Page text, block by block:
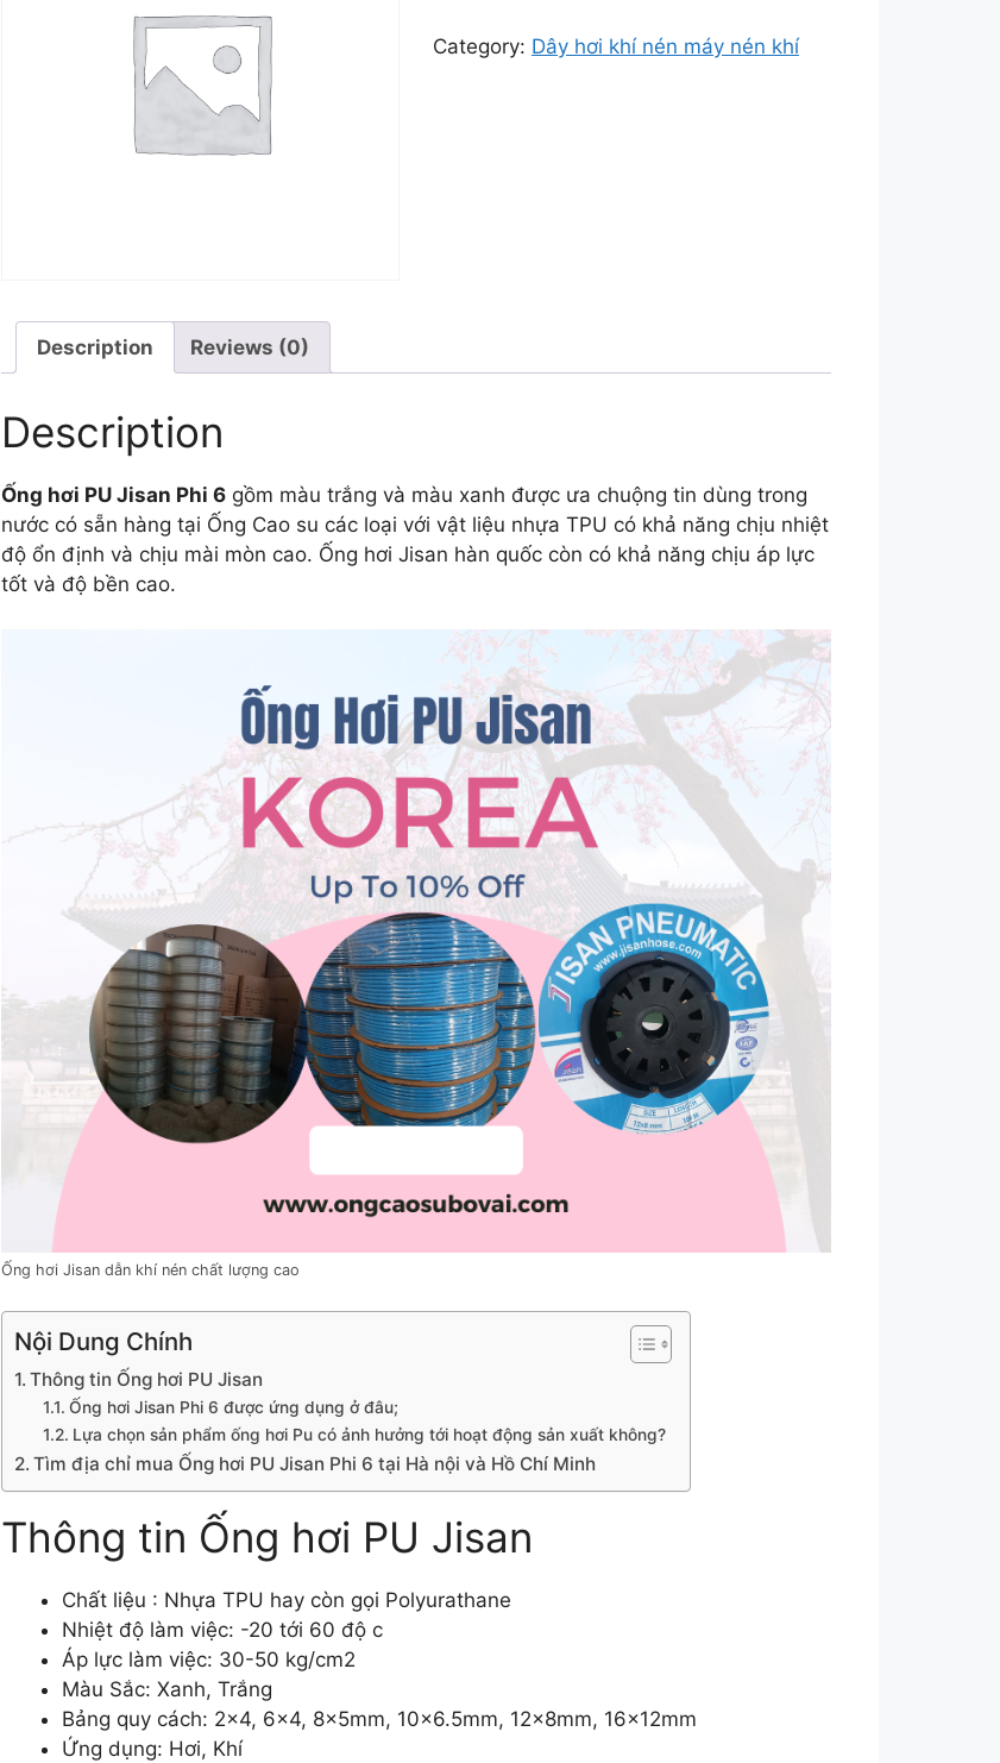
Category: Dây hơi khí nén máy nén khí
Description Reviews (0)
Description
Ống hơi PU Jisan Phi 6 gồm màu trắng và màu xanh được ưa chuộng tin dùng trong
nước có sẵn hàng tại Ống Cao su các loại với vật liệu nhựa TPU có khả năng chịu nhiệt
độ ổn định và chịu mài mòn cao. Ống hơi Jisan hàn quốc còn có khả năng chịu áp lực
tốt và độ bền cao.
Ống hơi Jisan dẫn khí nén chất lượng cao
Nội Dung Chính
Thông tin Ống hơi PU Jisan
Ống hơi Jisan Phi 6 được ứng dụng ở đâu;
Lựa chọn sản phẩm ống hơi Pu có ảnh hưởng tới hoạt động sản xuất không?
Tìm địa chỉ mua Ống hơi PU Jisan Phi 6 tại Hà nội và Hồ Chí Minh
Thông tin Ống hơi PU Jisan
Chất liệu : Nhựa TPU hay còn gọi Polyurathane
Nhiệt độ làm việc: -20 tới 60 độ c
Áp lực làm việc: 30-50 kg/cm2
Màu Sắc: Xanh, Trắng
Bảng quy cách: 2×4, 6×4, 8x5mm, 10×6.5mm, 12x8mm, 16x12mm
Ứng dụng: Hơi, Khí